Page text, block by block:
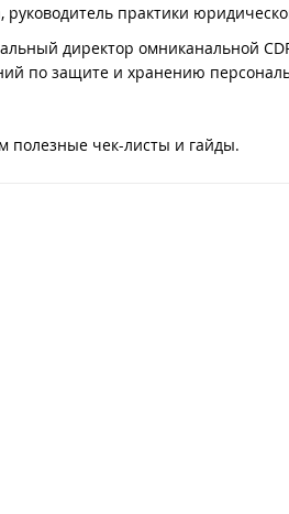
руководитель практики
директор омниканальной
по защите и хранению
полезные чек-листы и гайды.